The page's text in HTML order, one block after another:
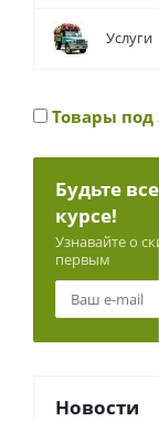
Услуги
Товары под
Будьте
курсе!
Узнавайте о
первым
Новости